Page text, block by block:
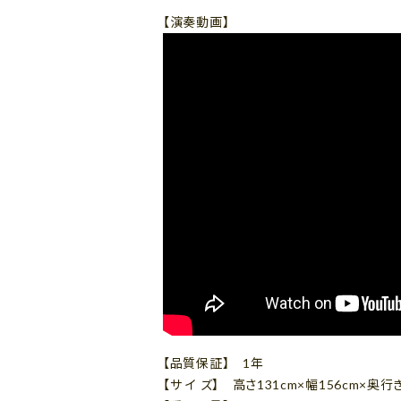
【演奏動画】
【品質保証】 1年
【サ イ ズ】 高さ131cm×幅156cm×奥行